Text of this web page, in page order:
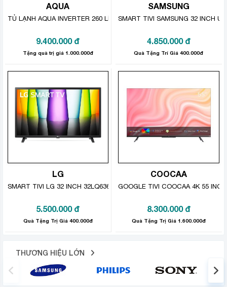
Tivi chạy trên hệ điều hành Android 4.4 KitKat với kho
YouTube, chơi game… Khả năng kết nối của tivi rất đa
dạng.
AQUA
TỦ LẠNH AQUA INVERTER 260 LÍT AQR-I298EB(SW)
9.400.000 đ
Tặng quà trị giá 1.000.000đ
SAMSUNG
SMART TIVI SAMSUNG 32 INCH
4.850.000 đ
Quà Tặng Trí Giá 400.000đ
LG
SMART TIVI LG 32 INCH 32LQ636
5.500.000 đ
Quà Tặng Trị Giá 400.000đ
COOCAA
GOOGLE TIVI COOCAA 4K 55
8.300.000 đ
Quà Tặng Trị Giá 1.600.000đ
THƯƠNG HIỆU LỚN